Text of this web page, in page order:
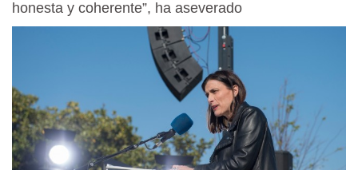
honesta y coherente”, ha aseverado